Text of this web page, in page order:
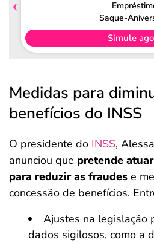
Saque-
Simule
Medidas para
benefícios do INSS
O presidente do INSS,
anunciou que pretende
para reduzir as fraudes e
concessão de benefícios.
Ajustes na legislação
dados sigilosos, como a